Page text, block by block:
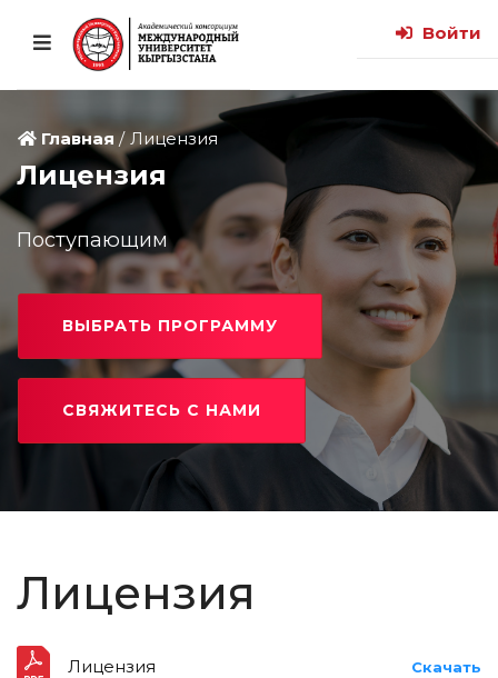
Войти
Главная Лицензия
Лицензия
Поступающим
ВЫБРАТЬ ПРОГРАММУ
СВЯЖИТЕСЬ С НАМИ
Лицензия
Лицензия Скачать